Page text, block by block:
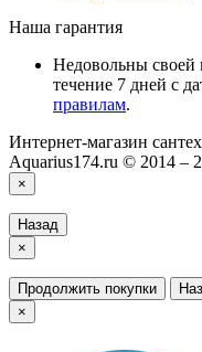
Наша гарантия
Недовольны своей
течение 7 дней с
правилам.
Интернет-магазин
Aquarius174.ru © 2014 –
×
Назад
×
Продолжить покупки
×